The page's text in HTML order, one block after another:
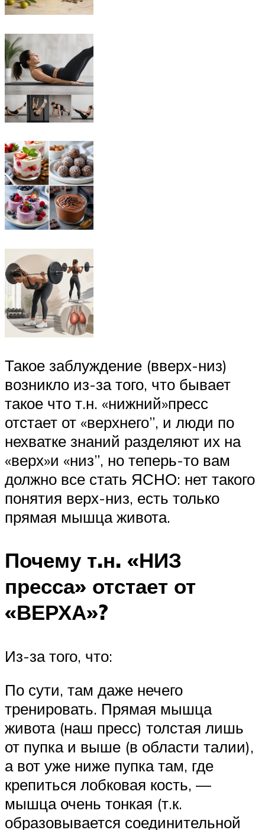
Такое заблуждение (вверх-низ)
возникло из-за того, что бывает
такое что т.н. «нижний»пресс
отстает от «верхнего”, и люди по
нехватке знаний разделяют их на
«верх»и «низ”, но теперь-то вам
должно все стать ЯСНО: нет такого
понятия верх-низ, есть только
прямая мышца живота.
Почему т.н. «НИЗ
пресса» отстает от
«ВЕРХА»?
Из-за того, что:
По сути, там даже нечего
тренировать. Прямая мышца
живота (наш пресс) толстая лишь
от пупка и выше (в области талии),
а вот уже ниже пупка там, где
крепиться лобковая кость, —
мышца очень тонкая (т.к.
образовывается соединительной